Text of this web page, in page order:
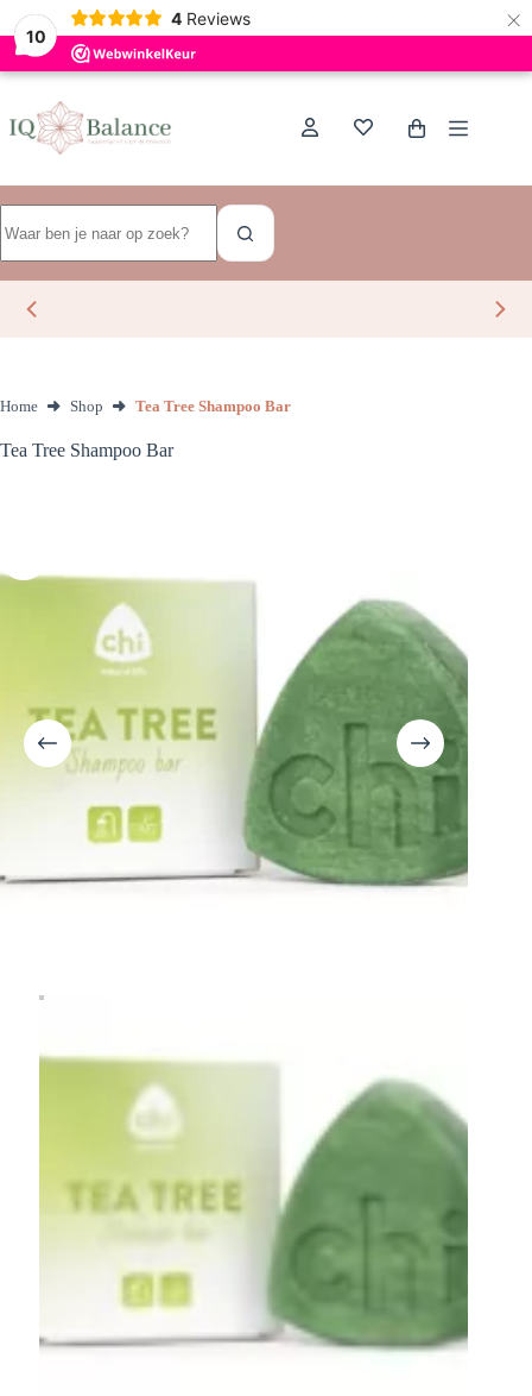
10
4 Reviews ×
Ga
de
inhoud
Winkelwagen
resultaten
Home Shop Tea Tree Shampoo Bar
Tea Tree Shampoo Bar